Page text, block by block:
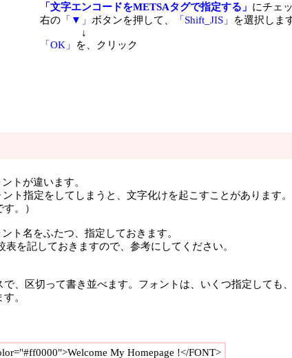
「文字エンコードをMETSAタグで指定する」 にチェ
右の 「▼」 ボタンを押して、 「Shift_JIS」
を選択しま
↓
「OK」
を、クリック
トが違います。
指定をしてしまうと、文字化けを起こすことがあります。
。）
ト名をふたつ、指定しておきます。
を記しておきますので、参考にしてください。
区切って書き並べます。フォントは、いくつ指定しても、
。
My Homepage !</FONT>